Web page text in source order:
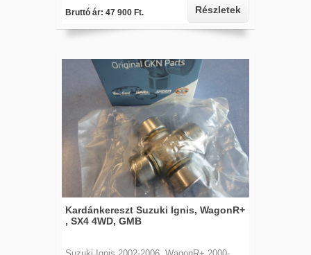
Bruttó ár: 47 900 Ft. Részletek
Kardánkereszt Suzuki Ignis, WagonR+
, SX4 4WD, GMB